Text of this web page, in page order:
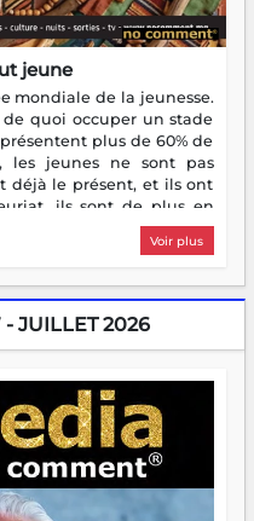
jeune
mondiale de la jeunesse.
quoi occuper un stade
plus de 60% de
les jeunes ne sont pas
déjà le présent, et ils ont
ils sont de plus en
à risquer — souvent
toujours avec cette
vient de décrocher le
Elia rafle le Prix
Alors oui, on pourrait
soi satisfait. Mais ce
essentielle. La fougue, ça
vite. Une flamme sans
peut consumer. C'est
— pas pour reprendre le
sont les récifs. Les jeunes
Voir plus
JUILLET 2026